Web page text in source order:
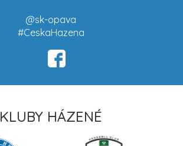
@sk-opava
#CeskaHazena
KLUBY HÁZENÉ